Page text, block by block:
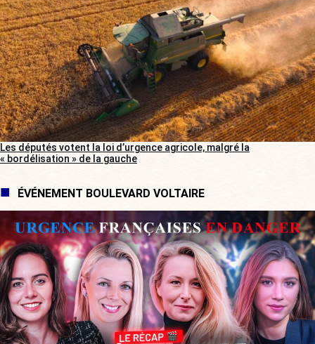
Les députés votent la loi d’urgence agricole, malgré la
« bordélisation » de la gauche
ÉVÉNEMENT BOULEVARD VOLTAIRE